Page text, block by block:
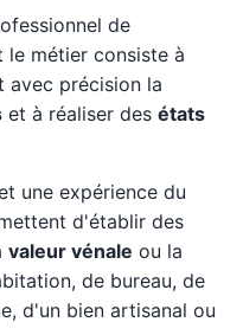
de
métier consiste à
précision la
et à réaliser des états
une expérience du
d'établir des
valeur vénale ou la
de bureau, de
d'un bien artisanal ou